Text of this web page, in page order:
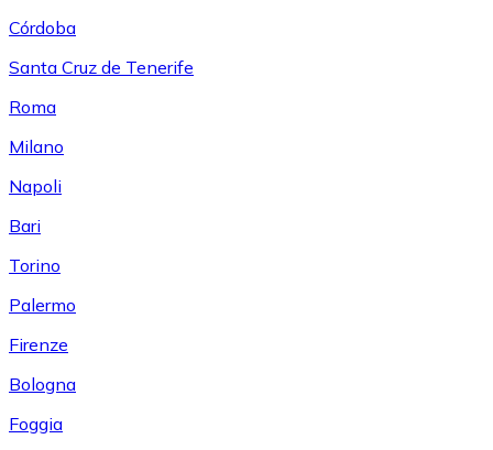
Córdoba
Santa Cruz de Tenerife
Roma
Milano
Napoli
Bari
Torino
Palermo
Firenze
Bologna
Foggia